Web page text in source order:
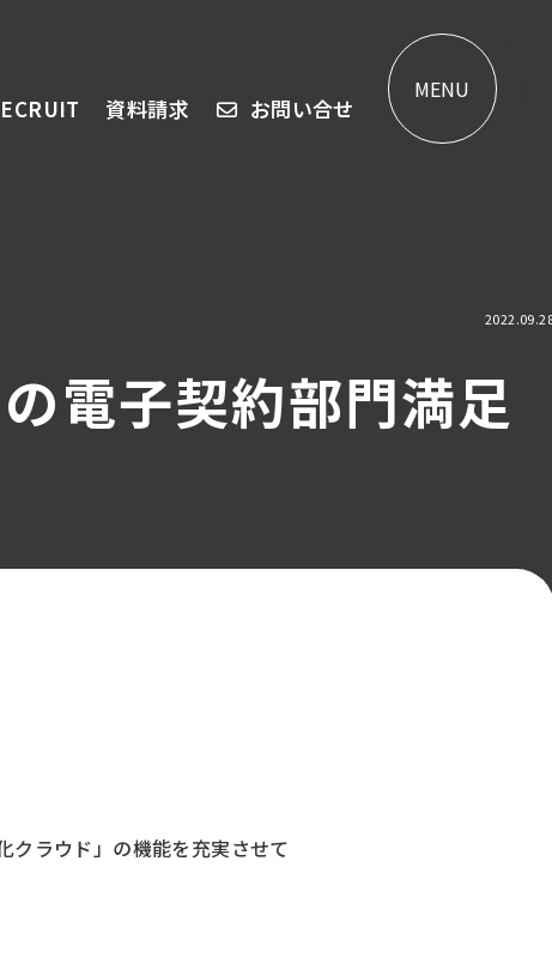
資料請求 お問い合せ
MENU
電子契約部門満足
クラウド」の機能を充実させて